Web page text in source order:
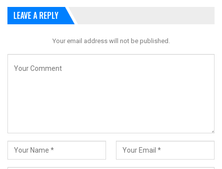
LEAVE A REPLY
Your email address will not be published.